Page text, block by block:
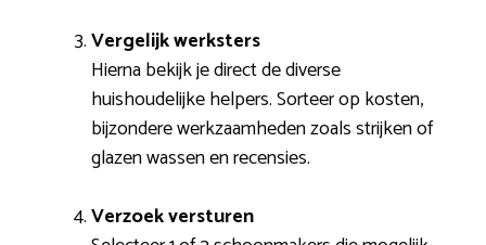
Vergelijk werksters
Hierna bekijk je direct de diverse
huishoudelijke helpers. Sorteer op kosten,
bijzondere werkzaamheden zoals strijken of
glazen wassen en recensies.
Verzoek versturen